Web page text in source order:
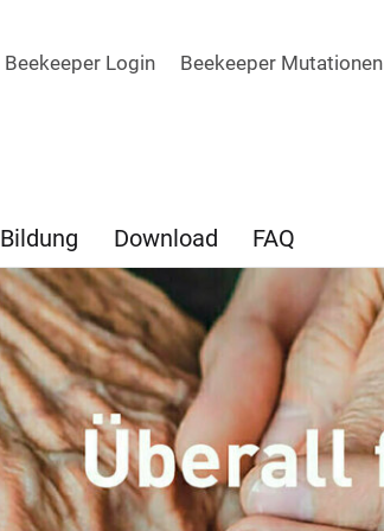
Beekeeper Login Beekeeper Mutationen
Bildung Download FAQ